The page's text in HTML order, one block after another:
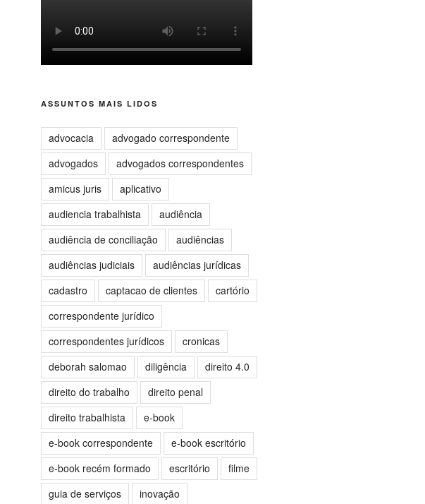
ASSUNTOS MAIS LIDOS
advocacia
advogado correspondente
advogados
advogados correspondentes
amicus juris
aplicativo
audiencia trabalhista
audiência
audiência de conciliação
audiências
audiências judiciais
audiências jurídicas
cadastro
captacao de clientes
cartório
correspondente jurídico
correspondentes jurídicos
cronicas
deborah salomao
diligência
direito 4.0
direito do trabalho
direito penal
direito trabalhista
e-book
e-book correspondente
e-book escritório
e-book recém formado
escritório
filme
guia de serviços
inovação